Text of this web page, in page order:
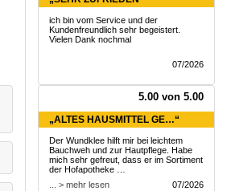
ich bin vom Service und der
Kundenfreundlich sehr begeistert.
Vielen Dank nochmal
07/2026
5.00 von 5.00
„ALTES HAUSMITTEL GE…“
Der Wundklee hilft mir bei leichtem
Bauchweh und zur Hautpflege. Habe
mich sehr gefreut, dass er im Sortiment
der Hofapotheke …
... > mehr lesen
07/2026